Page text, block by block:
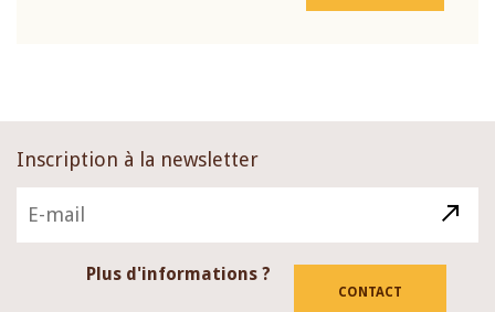
Inscription à la newsletter
Plus d'informations ?
CONTACT